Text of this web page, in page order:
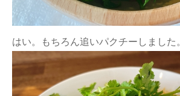
はい。もちろん追いパクチーしました。